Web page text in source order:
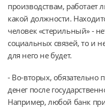
производствам, работает
какой должности.
человек «стерильный» -
социальных связей, то и
для него не будет.
- Во-вторых, обязательно
денег после
Например, любой банк